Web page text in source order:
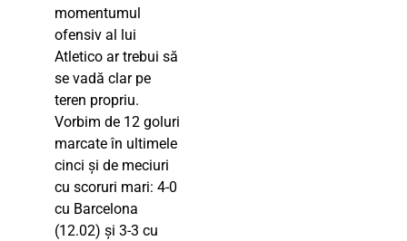
momentumul
ofensiv al lui
Atletico ar trebui să
se vadă clar pe
teren propriu.
Vorbim de 12 goluri
marcate în ultimele
cinci și de meciuri
cu scoruri mari: 4-0
cu Barcelona
(12.02) și 3-3 cu